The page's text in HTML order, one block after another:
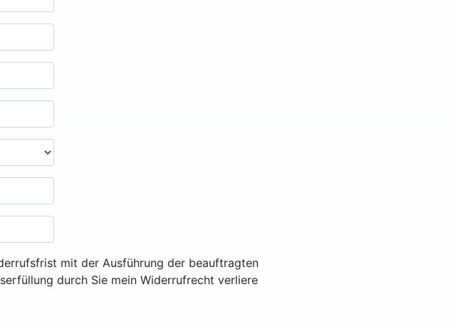
mit der Ausführung der beauftragten
durch Sie mein Widerrufrecht verliere